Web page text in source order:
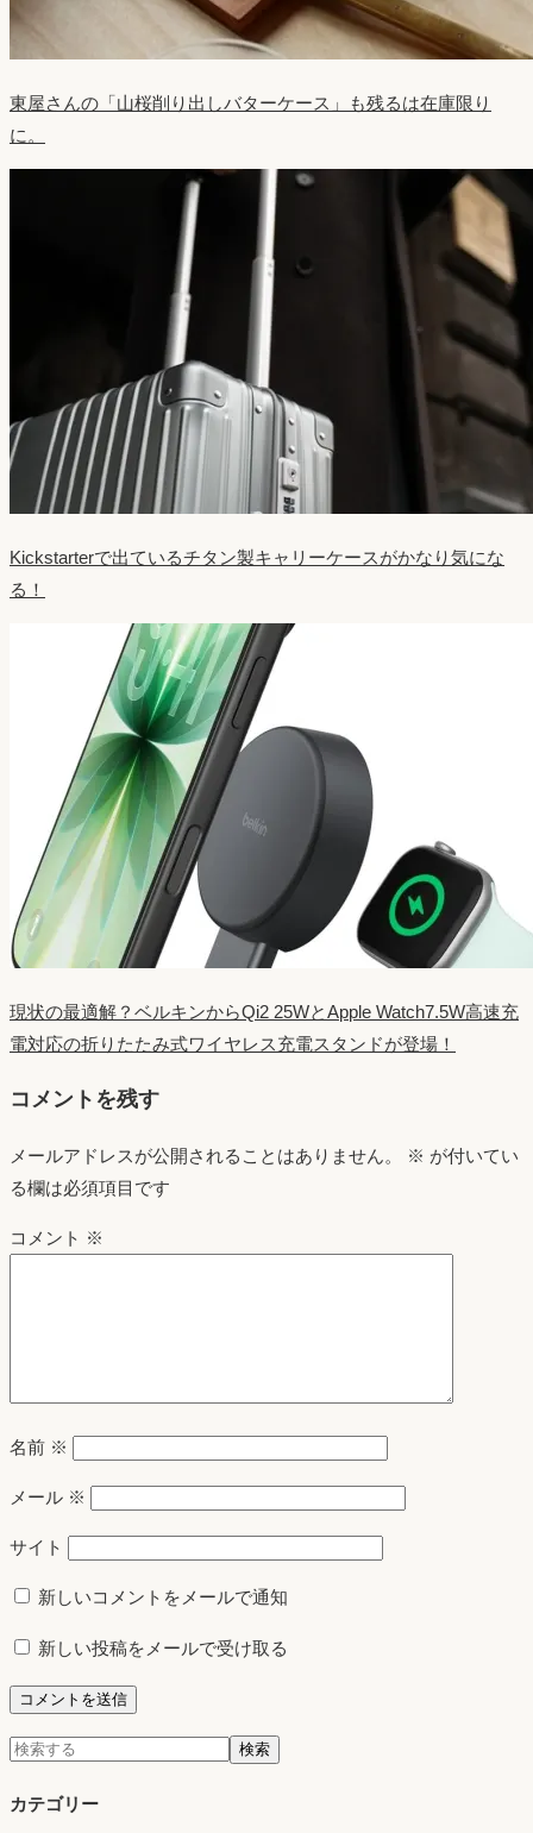
東屋さんの「山桜削り出しバターケース」も残るは在庫限り
に。
Kickstarterで出ているチタン製キャリーケースがかなり気にな
る！
現状の最適解？ベルキンからQi2 25WとApple Watch7.5W高速充
電対応の折りたたみ式ワイヤレス充電スタンドが登場！
コメントを残す
メールアドレスが公開されることはありません。 ※ が付いてい
る欄は必須項目です
コメント ※
名前 ※
メール ※
サイト
新しいコメントをメールで通知
新しい投稿をメールで受け取る
検
検索
カテゴリー